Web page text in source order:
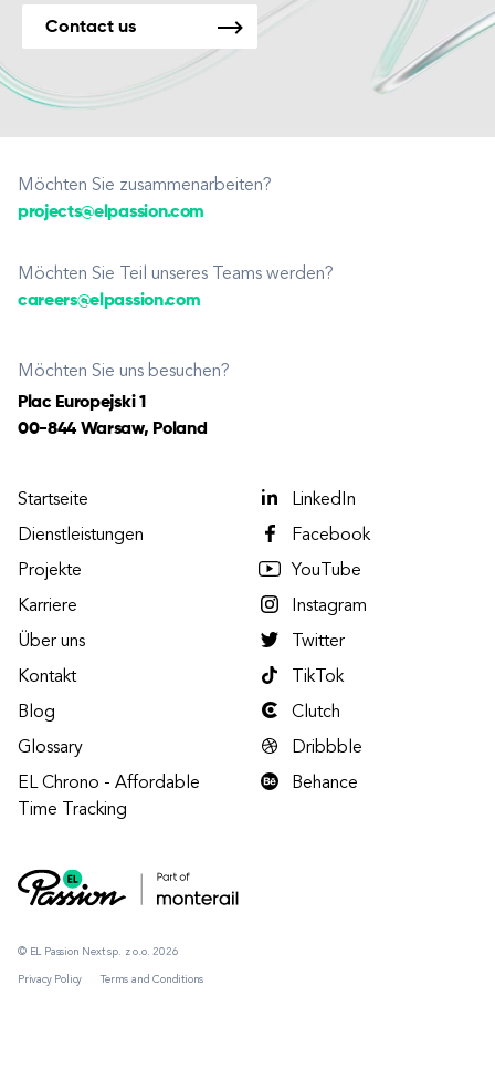
Contact us
Möchten Sie zusammenarbeiten?
projects@elpassion.com
Möchten Sie Teil unseres Teams werden?
careers@elpassion.com
Möchten Sie uns besuchen?
Plac Europejski 1
00-844 Warsaw, Poland
© EL Passion Next sp. z o.o. 2026
Privacy Policy Terms and Conditions
Startseite
Dienstleistungen
Projekte
Karriere
Über uns
Kontakt
Blog
Glossary
EL Chrono - Affordable
Time Tracking
LinkedIn
Facebook
YouTube
Instagram
Twitter
TikTok
Clutch
Dribbble
Behance